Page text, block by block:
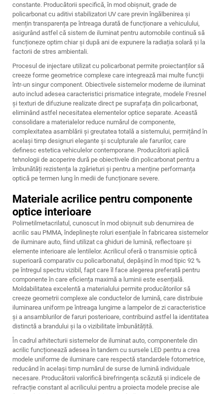
constante. Producătorii specifică, în mod obișnuit, grade de
policarbonat cu aditivi stabilizatori UV care previn îngălbenirea și
mențin transparența pe întreaga durată de funcționare a vehiculului,
asigurând astfel că sistem de iluminat pentru automobile continuă să
funcționeze optim chiar și după ani de expunere la radiația solară și la
factorii de stres ambientali.
Procesul de injectare utilizat cu policarbonat permite proiectanților să
creeze forme geometrice complexe care integrează mai multe funcții
într-un singur component. Obiectivele sistemelor moderne de iluminat
auto includ adesea caracteristici prismatice integrate, modele Fresnel
și texturi de difuziune realizate direct pe suprafața din policarbonat,
eliminând astfel necesitatea elementelor optice separate. Această
consolidare a materialelor reduce numărul de componente,
complexitatea asamblării și greutatea totală a sistemului, permițând în
același timp designuri elegante și sculpturale ale farurilor, care
definesc estetica vehiculelor contemporane. Producătorii aplică
tehnologii de acoperire dură pe obiectivele din policarbonat pentru a
îmbunătăți rezistența la zgârieturi și pentru a menține performanța
optică pe termen lung în medii de funcționare severe.
Materiale acrilice pentru componente
optice interioare
Polimetilmetacrilatul, cunoscut în mod obișnuit sub denumirea de
acrilic sau PMMA, îndeplinește roluri esențiale în fabricarea sistemelor
de iluminare auto, fiind utilizat ca ghiduri de lumină, reflectoare și
elemente interioare ale lentilelor. Acrilicul oferă o transmisie optică
superioară comparativ cu policarbonatul, depășind în mod tipic 92 %
pe întregul spectru vizibil, fapt care îl face alegerea preferată pentru
componente în care eficiența maximă a luminii este esențială.
Moldabilitatea excelentă a materialului permite producătorilor să
creeze geometrii complexe ale conductelor de lumină, care distribuie
iluminarea uniform pe întreaga lungime a lampelor de zi caracteristice
și a ansamblurilor de faruri posterioare, contribuind astfel la identitatea
distinctă a brandului și la o vizibilitate îmbunătățită.
În cadrul arhitecturii sistemelor de iluminat auto, componentele din
acrilic funcționează adesea în tandem cu sursele LED pentru a crea
modele uniforme de iluminare care respectă standardele fotometrice,
reducând în același timp numărul de surse de lumină individuale
necesare. Producătorii valorifică birefringența scăzută și indicele de
refracție constant al acrilicului pentru a proiecta modele precise ale